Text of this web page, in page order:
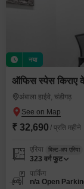
नया
ऑफिस स्पेस किराए
अंबाला हाईवे, चंडीगढ़
₹ 32,690 / प्रति महीने
एरिया बिल्ट-अप एरिया
323 वर्ग फुट
पार्किंग
n/a Open